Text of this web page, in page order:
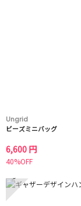
Ungrid
ビーズミニバッグ
6,600 円
40%OFF
9